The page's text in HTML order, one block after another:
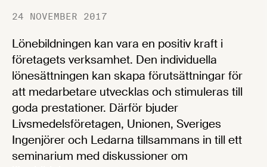
24 NOVEMBER 2017
Lönebildningen kan vara en positiv kraft i
företagets verksamhet. Den individuella
lönesättningen kan skapa förutsättningar för
att medarbetare utvecklas och stimuleras till
goda prestationer. Därför bjuder
Livsmedelsföretagen, Unionen, Sveriges
Ingenjörer och Ledarna tillsammans in till ett
seminarium med diskussioner om